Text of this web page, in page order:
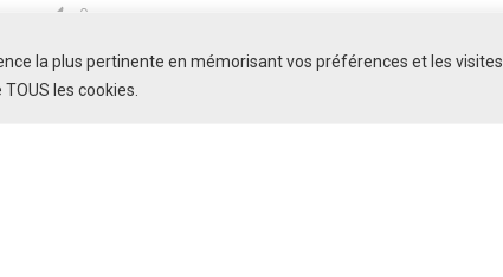
la plus pertinente en mémorisant vos préférences et les visites
les cookies.
0